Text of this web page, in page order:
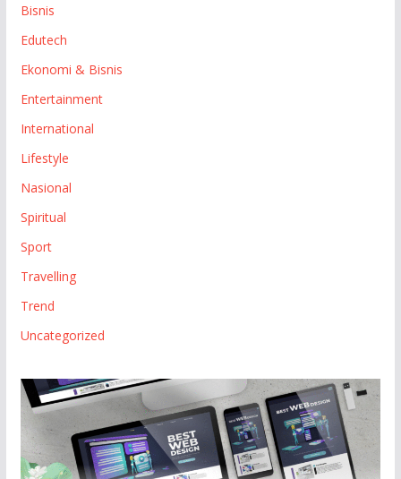
Bisnis
Edutech
Ekonomi & Bisnis
Entertainment
International
Lifestyle
Nasional
Spiritual
Sport
Travelling
Trend
Uncategorized